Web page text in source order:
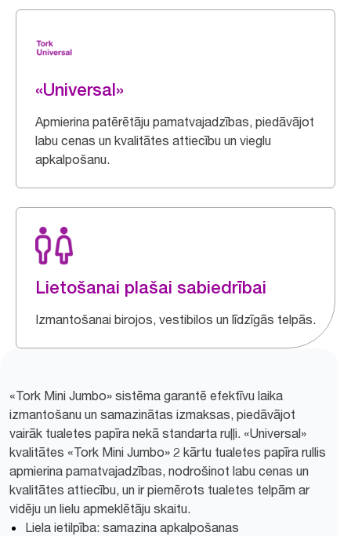
«Universal»
Apmierina patērētāju pamatvajadzības, piedāvājot
labu cenas un kvalitātes attiecību un vieglu
apkalpošanu.
Lietošanai plašai sabiedrībai
Izmantošanai birojos, vestibilos un līdzīgās telpās.
«Tork Mini Jumbo» sistēma garantē efektīvu laika
izmantošanu un samazinātas izmaksas, piedāvājot
vairāk tualetes papīra nekā standarta ruļļi. «Universal»
kvalitātes «Tork Mini Jumbo» 2 kārtu tualetes papīra rullis
apmierina pamatvajadzības, nodrošinot labu cenas un
kvalitātes attiecību, un ir piemērots tualetes telpām ar
vidēju un lielu apmeklētāju skaitu.
Liela ietilpība: samazina apkalpošanas